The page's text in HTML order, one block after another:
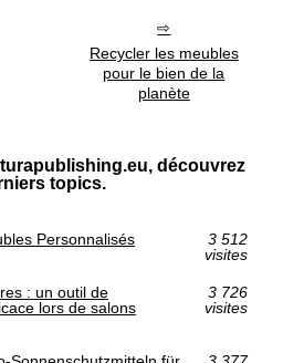
Recycler les meubles
pour le bien de la
planète
découvrez
topics.
Personnalisés
3 512
visites
: un outil de
lors de salons
3 726
visites